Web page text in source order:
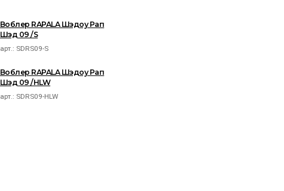
Воблер RAPALA Шэдоу Рап
Шэд 09 /S
арт.: SDRS09-S
Воблер RAPALA Шэдоу Рап
Шэд 09 /HLW
арт.: SDRS09-HLW